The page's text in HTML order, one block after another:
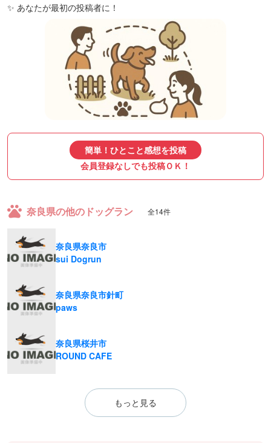
✨ あなたが最初の投稿者に！
簡単！ひとこと感想を投稿
会員登録なしでも投稿ＯＫ！
奈良県の他のドッグラン 全14件
奈良県奈良市
sui Dogrun
奈良県奈良市針町
paws
奈良県桜井市
ROUND CAFE
もっと見る